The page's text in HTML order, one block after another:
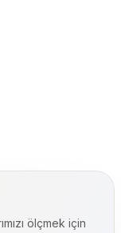
ölçmek için